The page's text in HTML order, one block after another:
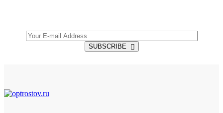
SUBSCRIBE